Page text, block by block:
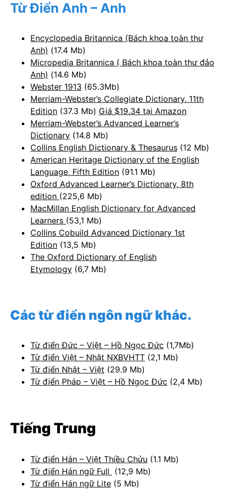
Từ Điển Anh – Anh
Encyclopedia Britannica (Bách khoa toàn thư
Anh) (17.4 Mb)
Micropedia Britannica ( Bách khoa toàn thư đảo
Anh) (14.6 Mb)
Webster 1913 (65.3Mb)
Merriam-Webster’s Collegiate Dictionary, 11th
Edition (37.3 Mb) Giá $19.34 tại Amazon
Merriam-Webster’s Advanced Learner’s
Dictionary (14.8 Mb)
Collins English Dictionary & Thesaurus (12 Mb)
American Heritage Dictionary of the English
Language, Fifth Edition (91.1 Mb)
Oxford Advanced Learner’s Dictionary, 8th
edition (225,6 Mb)
MacMillan English Dictionary for Advanced
Learners (53,1 Mb)
Collins Cobuild Advanced Dictionary 1st
Edition (13,5 Mb)
The Oxford Dictionary of English
Etymology (6,7 Mb)
Các từ điển ngôn ngữ khác.
Từ điển Đức – Việt – Hồ Ngọc Đức (1,7Mb)
Từ điển Việt – Nhật NXBVHTT (2,1 Mb)
Từ điển Nhật – Việt (29.9 Mb)
Từ điển Pháp – Việt – Hồ Ngọc Đức (2,4 Mb)
Tiếng Trung
Từ điển Hán – Việt Thiều Chửu (1.1 Mb)
Từ điển Hán ngữ Full (12,9 Mb)
Từ điển Hán ngữ Lite (5 Mb)